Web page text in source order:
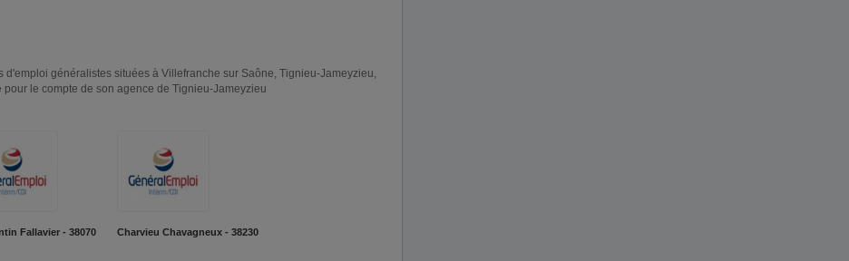
d'emploi généralistes situées à Villefranche sur Saône, Tignieu-Jameyzieu,
le compte de son agence de Tignieu-Jameyzieu
Fallavier - 38070 Charvieu Chavagneux - 38230